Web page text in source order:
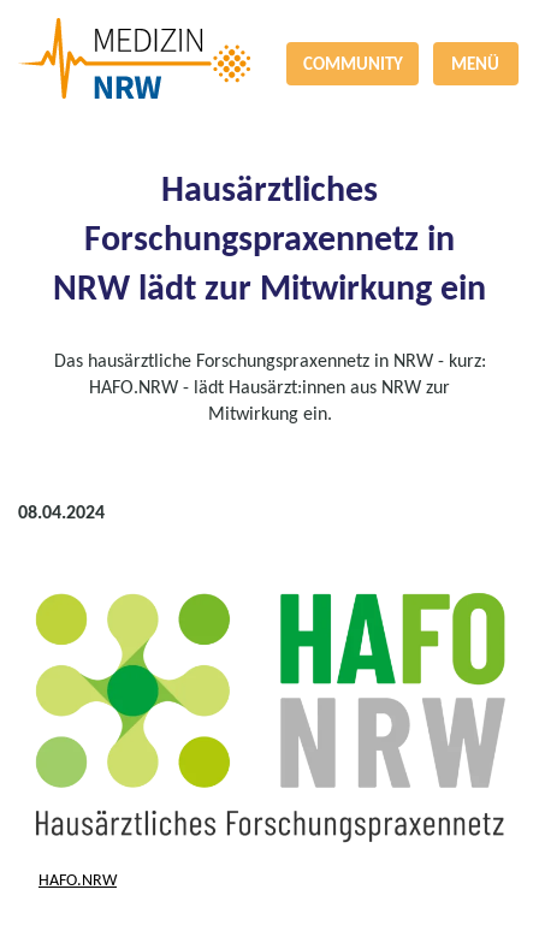
COMMUNITY MENÜ
Hausärztliches
Forschungspraxennetz in
NRW lädt zur Mitwirkung ein
Das hausärztliche Forschungspraxennetz in NRW - kurz:
HAFO.NRW - lädt Hausärzt:innen aus NRW zur
Mitwirkung ein.
08.04.2024
HAFO.NRW